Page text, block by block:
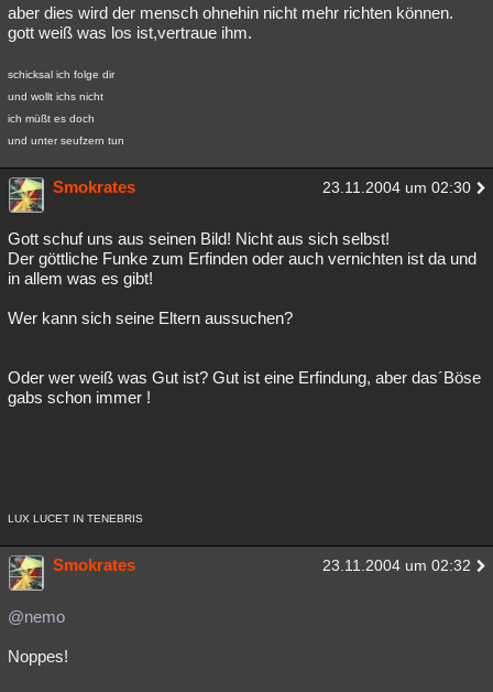
aber dies wird der mensch ohnehin nicht mehr richten können.
gott weiß was los ist,vertraue ihm.
schicksal ich folge dir
und wollt ichs nicht
ich müßt es doch
und unter seufzern tun
Smokrates 23.11.2004 um 02:30
Gott schuf uns aus seinen Bild! Nicht aus sich selbst!
Der göttliche Funke zum Erfinden oder auch vernichten ist da und
in allem was es gibt!
Wer kann sich seine Eltern aussuchen?
Oder wer weiß was Gut ist? Gut ist eine Erfindung, aber das´Böse
gabs schon immer !
LUX LUCET IN TENEBRIS
Smokrates 23.11.2004 um 02:32
@nemo
Noppes!